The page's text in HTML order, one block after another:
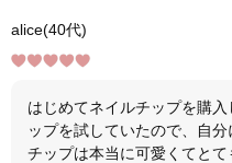
alice(40代)
はじめてネイルチップを購
ップを試していたので、自分
チップは本当に可愛くてと